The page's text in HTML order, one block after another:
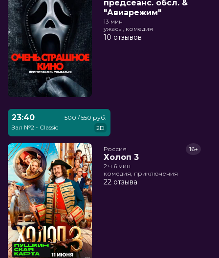
предсеанс. обсл. &
"Авиарежим"
13 мин
ужасы, комедия
10 отзывов
23:40
Зал №2 - Classic
500 / 550 руб.
2D
Россия
Холоп 3
16+
2 ч 6 мин
комедия, приключения
22 отзыва